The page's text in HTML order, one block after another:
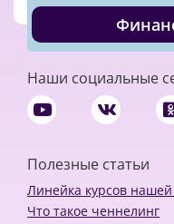
Наши социальные
Полезные статьи
Линейка курсов
Что такое ченнелинг